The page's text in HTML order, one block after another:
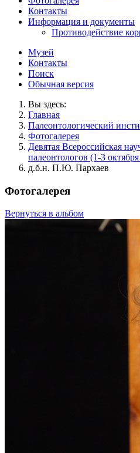
Контакты
Информация и документы
Противодействие
Музей
Контакты
Поиск
Обычная версия
Вы здесь:
Главная
Палеонтологический
Фотогалерея
Девятая Всероссийская
палеонтологов (1-3
д.б.н. П.Ю. Пархаев
Фотогалерея
Вернуться в альбом